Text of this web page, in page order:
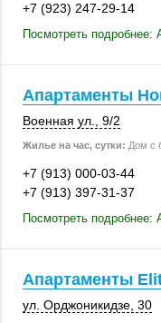
+7 (923) 247-29-14
Посмотреть подробнее:
Апартаменты
Военная ул. 9/2
Жилье на час, сутки: Дом с
+7 (913) 000-03-44
+7 (913) 397-31-37
Посмотреть подробнее:
Апартаменты
ул. Орджоникидзе, 30